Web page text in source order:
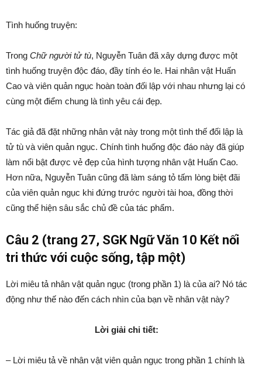
Tình huống truyện:
Trong Chữ người tử tù, Nguyễn Tuân đã xây dựng được một
tình huống truyện độc đáo, đầy tính éo le. Hai nhân vật Huấn
Cao và viên quản ngục hoàn toàn đối lập với nhau nhưng lại có
cùng một điểm chung là tình yêu cái đẹp.
Tác giả đã đặt những nhân vật này trong một tình thế đối lập là
tử tù và viên quản ngục. Chính tình huống độc đáo này đã giúp
làm nổi bật được vẻ đẹp của hình tượng nhân vật Huấn Cao.
Hơn nữa, Nguyễn Tuân cũng đã làm sáng tỏ tấm lòng biệt đãi
của viên quản ngục khi đứng trước người tài hoa, đồng thời
cũng thể hiện sâu sắc chủ đề của tác phẩm.
Câu 2 (trang 27, SGK Ngữ Văn 10 Kết nối
tri thức với cuộc sống, tập một)
Lời miêu tả nhân vật quản ngục (trong phần 1) là của ai? Nó tác
động như thế nào đến cách nhìn của bạn về nhân vật này?
Lời giải chi tiết:
– Lời miêu tả về nhân vật viên quản ngục trong phần 1 chính là